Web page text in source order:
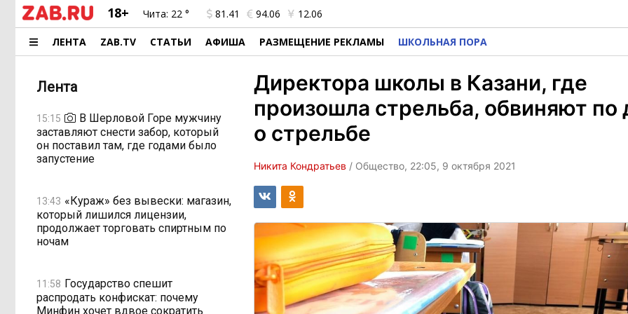
18+ Чита: 22 ° 81.41 94.06 12.06
ЛЕНТА ZAB.TV СТАТЬИ АФИША РАЗМЕЩЕНИЕ РЕКЛАМЫ ШКОЛЬНАЯ ПОРА
Лента
15:15
В Шерловой Горе мужчину
заставляют снести забор, который
он поставил там, где годами было
запустение
13:43 «Кураж» без вывески: магазин,
который лишился лицензии,
продолжает торговать спиртным по
ночам
11:58 Государство спешит
распродать конфискат: почему
Минфин хочет вдвое сократить
Директора школы в Казани, где
произошла стрельба, обвиняют по
о стрельбе
Никита Кондратьев / Общество, 22:05, 9 октября 2021